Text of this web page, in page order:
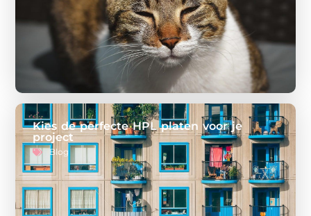
Kies de perfecte HPL platen voor je
project
Blog